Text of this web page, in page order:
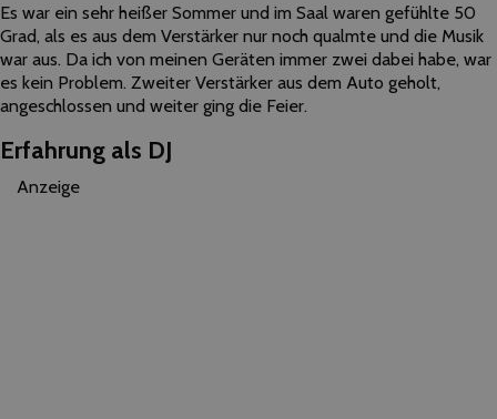
Es war ein sehr heißer Sommer und im Saal waren gefühlte 50
Grad, als es aus dem Verstärker nur noch qualmte und die Musik
war aus. Da ich von meinen Geräten immer zwei dabei habe, war
es kein Problem. Zweiter Verstärker aus dem Auto geholt,
angeschlossen und weiter ging die Feier.
Erfahrung als DJ
Anzeige